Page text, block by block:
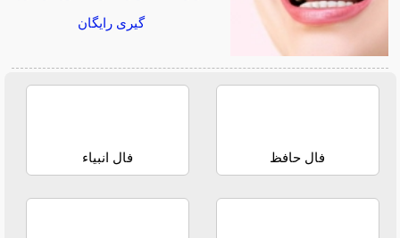
گیری رایگان
فال حافظ فال انبیاء